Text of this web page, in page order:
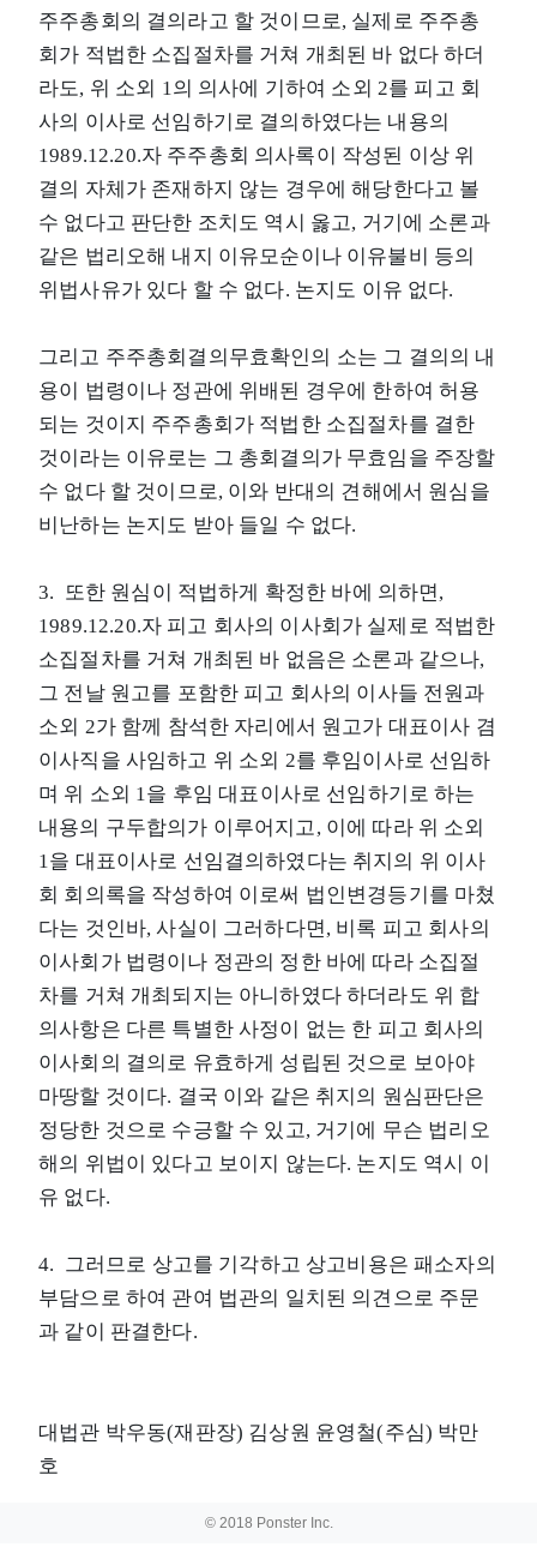
주주총회의 결의라고 할 것이므로, 실제로 주주총
회가 적법한 소집절차를 거쳐 개최된 바 없다 하더
라도, 위 소외 1의 의사에 기하여 소외 2를 피고 회
사의 이사로 선임하기로 결의하였다는 내용의
1989.12.20.자 주주총회 의사록이 작성된 이상 위
결의 자체가 존재하지 않는 경우에 해당한다고 볼
수 없다고 판단한 조치도 역시 옳고, 거기에 소론과
같은 법리오해 내지 이유모순이나 이유불비 등의
위법사유가 있다 할 수 없다. 논지도 이유 없다.
그리고 주주총회결의무효확인의 소는 그 결의의 내
용이 법령이나 정관에 위배된 경우에 한하여 허용
되는 것이지 주주총회가 적법한 소집절차를 결한
것이라는 이유로는 그 총회결의가 무효임을 주장할
수 없다 할 것이므로, 이와 반대의 견해에서 원심을
비난하는 논지도 받아 들일 수 없다.
3. 또한 원심이 적법하게 확정한 바에 의하면,
1989.12.20.자 피고 회사의 이사회가 실제로 적법한
소집절차를 거쳐 개최된 바 없음은 소론과 같으나,
그 전날 원고를 포함한 피고 회사의 이사들 전원과
소외 2가 함께 참석한 자리에서 원고가 대표이사 겸
이사직을 사임하고 위 소외 2를 후임이사로 선임하
며 위 소외 1을 후임 대표이사로 선임하기로 하는
내용의 구두합의가 이루어지고, 이에 따라 위 소외
1을 대표이사로 선임결의하였다는 취지의 위 이사
회 회의록을 작성하여 이로써 법인변경등기를 마쳤
다는 것인바, 사실이 그러하다면, 비록 피고 회사의
이사회가 법령이나 정관의 정한 바에 따라 소집절
차를 거쳐 개최되지는 아니하였다 하더라도 위 합
의사항은 다른 특별한 사정이 없는 한 피고 회사의
이사회의 결의로 유효하게 성립된 것으로 보아야
마땅할 것이다. 결국 이와 같은 취지의 원심판단은
정당한 것으로 수긍할 수 있고, 거기에 무슨 법리오
해의 위법이 있다고 보이지 않는다. 논지도 역시 이
유 없다.
4. 그러므로 상고를 기각하고 상고비용은 패소자의
부담으로 하여 관여 법관의 일치된 의견으로 주문
과 같이 판결한다.
대법관 박우동(재판장) 김상원 윤영철(주심) 박만
호
© 2018 Ponster Inc.